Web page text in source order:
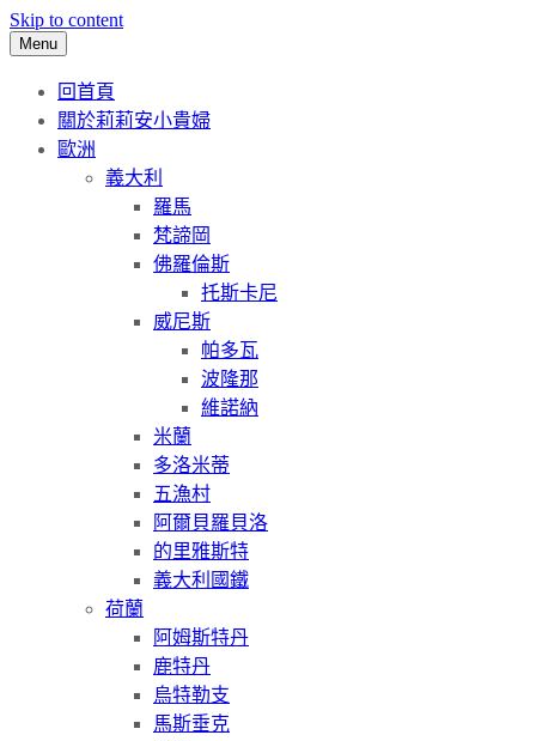
Skip to content
Menu
回首頁
關於莉莉安小貴婦
歐洲
義大利
羅馬
梵諦岡
佛羅倫斯
托斯卡尼
威尼斯
帕多瓦
波隆那
維諾納
米蘭
多洛米蒂
五漁村
阿爾貝羅貝洛
的里雅斯特
義大利國鐵
荷蘭
阿姆斯特丹
鹿特丹
烏特勒支
馬斯垂克